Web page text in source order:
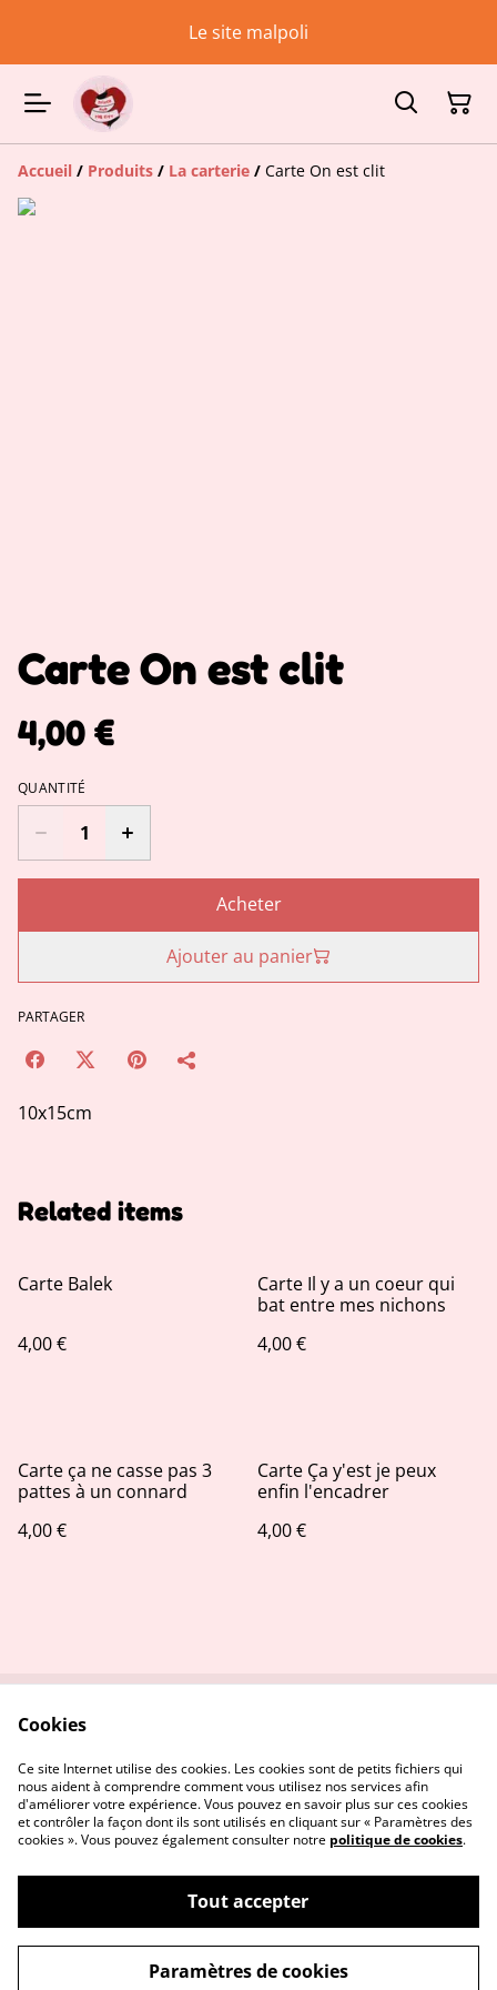
Le site malpoli
Accueil / Produits / La carterie / Carte On est clit
Carte On est clit
4,00 €
QUANTITÉ
Acheter
Ajouter au panier
PARTAGER
10x15cm
Related items
Carte Balek
4,00 €
Carte Il y a un coeur qui
bat entre mes nichons
4,00 €
Carte ça ne casse pas 3
pattes à un connard
4,00 €
Carte Ça y'est je peux
enfin l'encadrer
4,00 €
Politique de
confidentialité
Politique de cookies
©2026Stitch and the city
powered by
Cookies
Ce site Internet utilise des cookies. Les cookies sont de petits fichiers qui
nous aident à comprendre comment vous utilisez nos services afin
d'améliorer votre expérience. Vous pouvez en savoir plus sur ces cookies
et contrôler la façon dont ils sont utilisés en cliquant sur « Paramètres des
cookies ». Vous pouvez également consulter notre politique de cookies.
Tout accepter
Paramètres de cookies